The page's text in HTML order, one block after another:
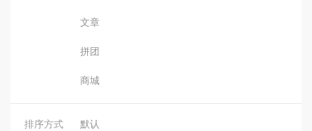
文章
拼团
商城
排序方式 默认